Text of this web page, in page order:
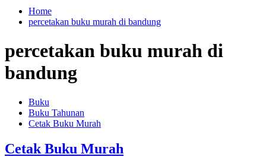
Home
percetakan buku murah di bandung
percetakan buku murah di
bandung
Buku
Buku Tahunan
Cetak Buku Murah
Cetak Buku Murah